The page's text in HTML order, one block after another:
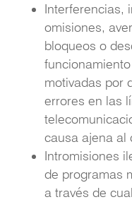
Interferencias,
omisiones,
bloqueos o
motivadas por
errores en las
causa ajena al
Intromisiones
de programas
a través de